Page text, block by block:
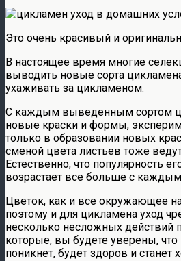
Это очень красивый и
В настоящее время многие
выводить новые сорта
ухаживать за цикламеном.
С каждым выведенным сортом
новые краски и формы,
только в образовании новых
сменой цвета листьев тоже
Естественно, что популярность
возрастает все больше с
Цветок, как и все окружающее
поэтому и для цикламена уход
несколько несложных действий
которые, вы будете уверены,
поникнет, будет здоров и станет